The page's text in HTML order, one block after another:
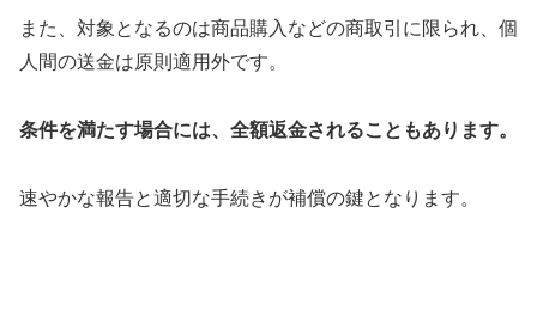
また、対象となるのは商品購入などの商取引に限られ、個
人間の送金は原則適用外です。
条件を満たす場合には、全額返金されることもあります。
速やかな報告と適切な手続きが補償の鍵となります。